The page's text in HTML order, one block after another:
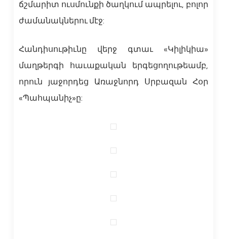
ճշմարիտ ուսմունքի ծաղկում ապրելու, բոլոր
ժամանակներու մէջ:
Հանդիսութիւնը վերջ գտաւ «Կիլիկիա»
մաղթերգի հաւաքական երգեցողութեամբ,
որուն յաջորդեց Առաջնորդ Սրբազան Հօր
«Պահպանիչ»ը: